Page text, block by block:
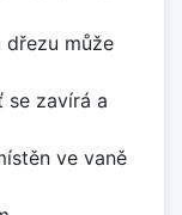
dřezu může
se zavírá a
ve vaně